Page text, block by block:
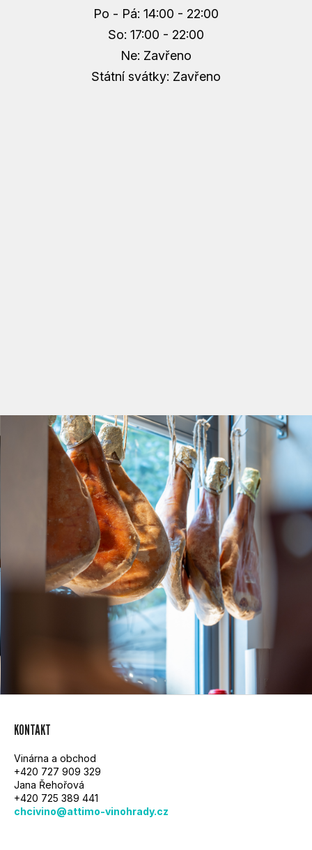
Po - Pá: 14:00 - 22:00
So: 17:00 - 22:00
Ne: Zavřeno
Státní svátky: Zavřeno
KONTAKT
Vinárna a obchod
+420 727 909 329
Jana Řehořová
+420 725 389 441
chcivino@attimo-vinohrady.cz